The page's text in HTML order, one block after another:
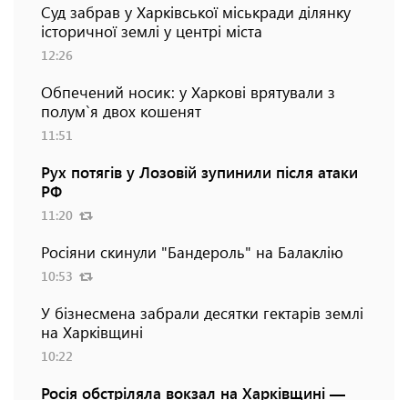
Суд забрав у Харківської міськради ділянку
історичної землі у центрі міста
12:26
Обпечений носик: у Харкові врятували з
полум`я двох кошенят
11:51
Рух потягів у Лозовій зупинили після атаки
РФ
11:20
Росіяни скинули "Бандероль" на Балаклію
10:53
У бізнесмена забрали десятки гектарів землі
на Харківщині
10:22
Росія обстріляла вокзал на Харківщині —